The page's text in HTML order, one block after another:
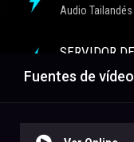
Fuentes de vídeo